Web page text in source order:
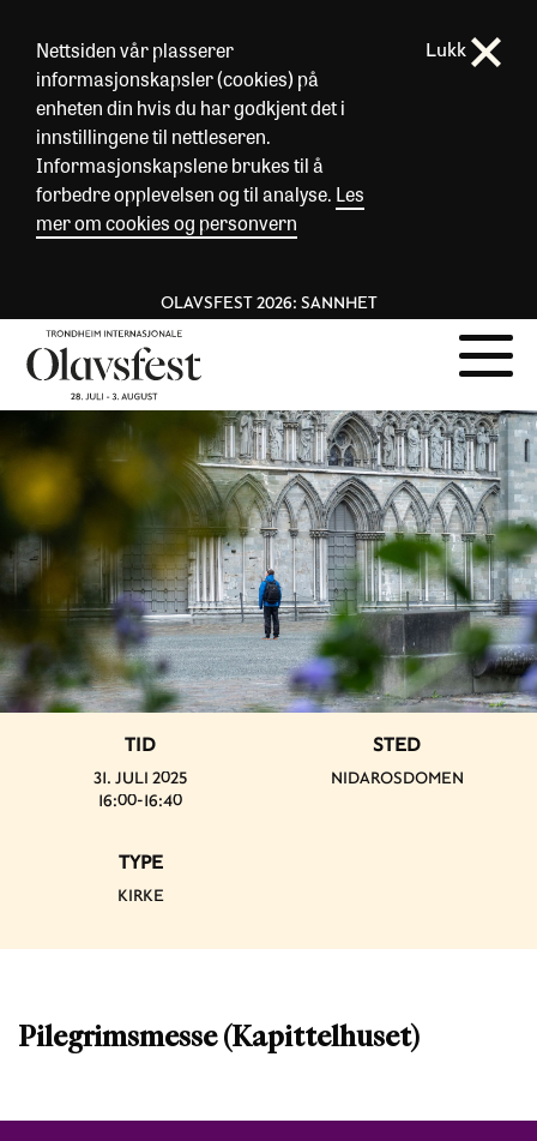
Nettsiden vår plasserer
informasjonskapsler (cookies) på
enheten din hvis du har godkjent det i
innstillingene til nettleseren.
Informasjonskapslene brukes til å
forbedre opplevelsen og til analyse. Les
mer om cookies og personvern
Lukk
OLAVSFEST 2026: SANNHET
Pilegrimsmesse (Kapittelhuset)
TID
31. JULI 2025
16:00-16:40
STED
NIDAROSDOMEN
TYPE
KIRKE